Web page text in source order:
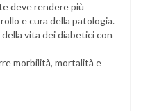
deve rendere più
e cura della patologia.
vita dei diabetici con
morbilità, mortalità e